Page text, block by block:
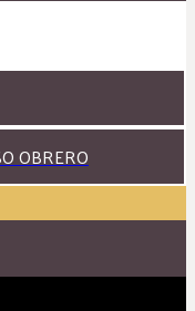
OBRERO